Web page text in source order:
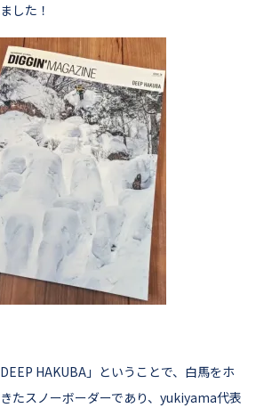
した！
HAKUBA」ということで、白馬をホ
たスノーボーダーであり、yukiyama代表